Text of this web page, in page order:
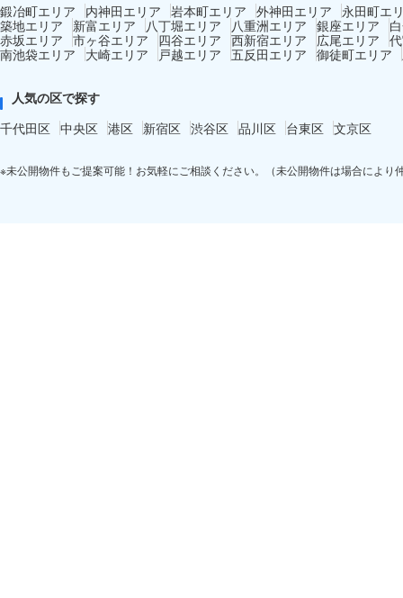
鍛冶町エリア
内神田エリア 岩本町エリア 外神田エリア
永田町エ
築地エリア
新富エリア 八丁堀エリア 八重洲エリア 銀座エリア
赤坂エリア 市ヶ谷エリア 四谷エリア 西新宿エリア 広尾エリア
南池袋エリア
大崎エリア 戸越エリア 五反田エリア 御徒町エリア
人気の区で探す
千代田区 中央区 港区 新宿区 渋谷区 品川区 台東区 文京区
※未公開物件もご提案可能！お気軽にご相談ください。（未公開物件は場合により